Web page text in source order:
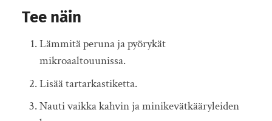
Tee näin
Lämmitä peruna ja pyörykät
mikroaaltouunissa.
Lisää tartarkastiketta.
Nauti vaikka kahvin ja minikevätkääryleiden